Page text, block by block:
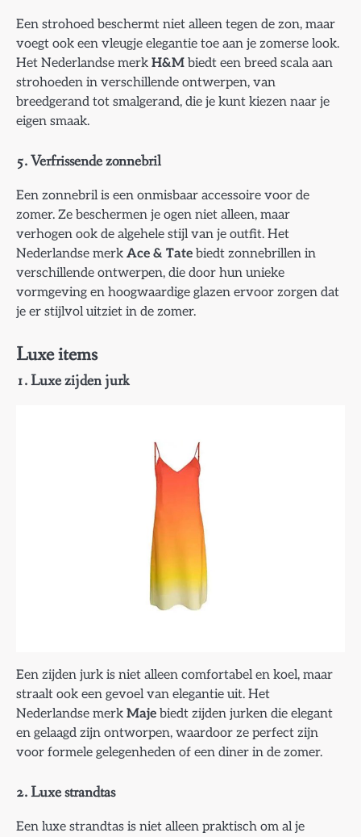
Een strohoed beschermt niet alleen tegen de zon, maar
voegt ook een vleugje elegantie toe aan je zomerse look.
Het Nederlandse merk H&M biedt een breed scala aan
strohoeden in verschillende ontwerpen, van
breedgerand tot smalgerand, die je kunt kiezen naar je
eigen smaak.
5. Verfrissende zonnebril
Een zonnebril is een onmisbaar accessoire voor de
zomer. Ze beschermen je ogen niet alleen, maar
verhogen ook de algehele stijl van je outfit. Het
Nederlandse merk Ace & Tate biedt zonnebrillen in
verschillende ontwerpen, die door hun unieke
vormgeving en hoogwaardige glazen ervoor zorgen dat
je er stijlvol uitziet in de zomer.
Luxe items
1. Luxe zijden jurk
Een zijden jurk is niet alleen comfortabel en koel, maar
straalt ook een gevoel van elegantie uit. Het
Nederlandse merk Maje biedt zijden jurken die elegant
en gelaagd zijn ontworpen, waardoor ze perfect zijn
voor formele gelegenheden of een diner in de zomer.
2. Luxe strandtas
Een luxe strandtas is niet alleen praktisch om al je